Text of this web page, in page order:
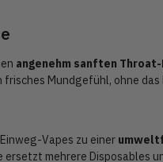
angenehm sanften
Mundgefühl, ohne das
Vapes zu einer
ersetzt mehrere Disposables